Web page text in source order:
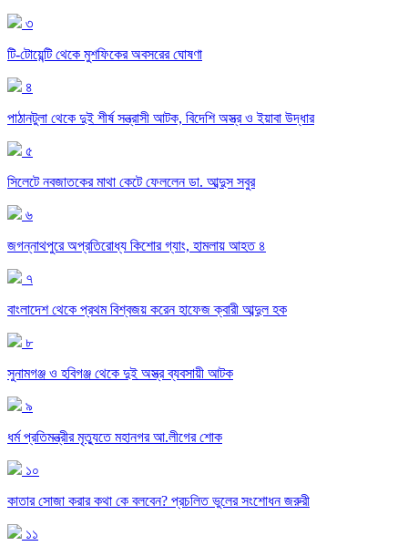
৩
টি-টোয়েন্টি থেকে মুশফিকের অবসরের ঘোষণা
৪
পাঠানটুলা থেকে দুই শীর্ষ সন্ত্রাসী আটক, বিদেশি অস্ত্র ও ইয়াবা উদ্ধার
৫
সিলেটে নবজাতকের মাথা কেটে ফেললেন ডা. আব্দুস সবুর
৬
জগন্নাথপুরে অপ্রতিরোধ্য কিশোর গ্যাং, হামলায় আহত ৪
৭
বাংলাদেশ থেকে প্রথম বিশ্বজয় করেন হাফেজ ক্বারী আব্দুল হক
৮
সুনামগঞ্জ ও হবিগঞ্জ থেকে দুই অস্ত্র ব্যবসায়ী আটক
৯
ধর্ম প্রতিমন্ত্রীর মৃত্যুতে মহানগর আ.লীগের শোক
১০
কাতার সোজা করার কথা কে বলবেন? প্রচলিত ভুলের সংশোধন জরুরী
১১